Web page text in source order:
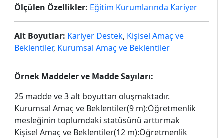
Ölçülen Özellikler: Eğitim Kurumlarında Kariyer
Alt Boyutlar: Kariyer Destek, Kişisel Amaç ve
Beklentiler, Kurumsal Amaç ve Beklentiler
Örnek Maddeler ve Madde Sayıları:
25 madde ve 3 alt boyuttan oluşmaktadır.
Kurumsal Amaç ve Beklentiler(9 m):Öğretmenlik
mesleğinin toplumdaki statüsünü arttırmak
Kişisel Amaç ve Beklentiler(12 m):Öğretmenlik